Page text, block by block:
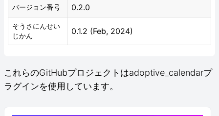
バージョン番号 0.2.0
そうさにんせい
じかん
0.1.2 (Feb, 2024)
これらのGitHubプロジェクトはadoptive_calendarプ
ラグインを使用しています。